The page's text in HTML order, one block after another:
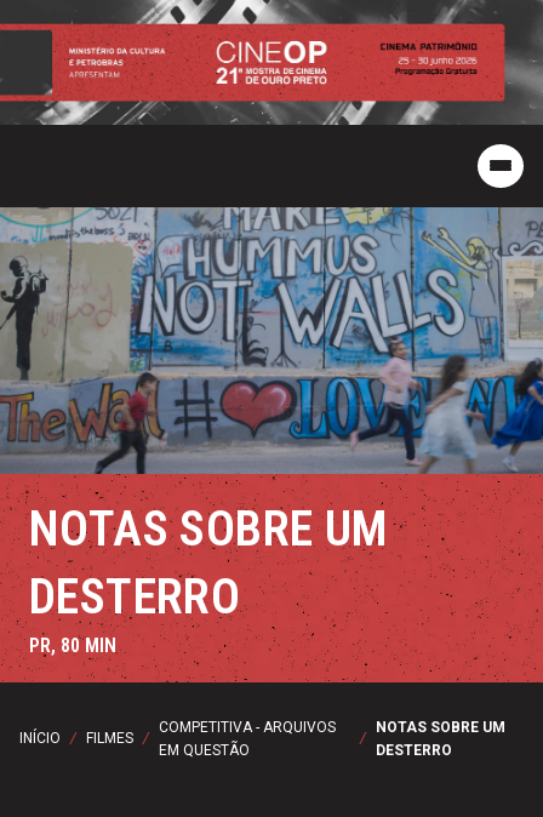
NOTAS SOBRE UM
DESTERRO
PR, 80 MIN
INÍCIO / FILMES /
COMPETITIVA - ARQUIVOS
EM QUESTÃO
/
NOTAS SOBRE UM
DESTERRO